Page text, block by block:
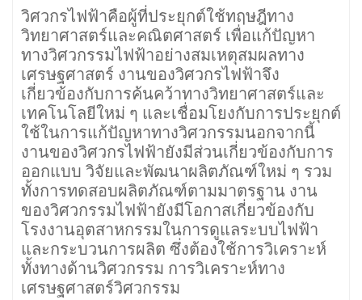
วิศวกรไฟฟ้าคือผู้ที่ประยุกต์ใช้ทฤษฎีทาง
วิทยาศาสตร์และคณิตศาสตร์ เพื่อแก้ปัญหา
ทางวิศวกรรมไฟฟ้าอย่างสมเหตุสมผลทาง
เศรษฐศาสตร์ งานของวิศวกรไฟฟ้าจึง
เกี่ยวข้องกับการค้นคว้าทางวิทยาศาสตร์และ
เทคโนโลยีใหม่ ๆ และเชื่อมโยงกับการประยุกต์
ใช้ในการแก้ปัญหาทางวิศวกรรมนอกจากนี้
งานของวิศวกรไฟฟ้ายังมีส่วนเกี่ยวข้องกับการ
ออกแบบ วิจัยและพัฒนาผลิตภัณฑ์ใหม่ ๆ รวม
ทั้งการทดสอบผลิตภัณฑ์ตามมาตรฐาน งาน
ของวิศวกรรมไฟฟ้ายังมีโอกาสเกี่ยวข้องกับ
โรงงานอุตสาหกรรมในการดูแลระบบไฟฟ้า
และกระบวนการผลิต ซึ่งต้องใช้การวิเคราะห์
ทั้งทางด้านวิศวกรรม การวิเคราะห์ทาง
เศรษฐศาสตร์วิศวกรรม